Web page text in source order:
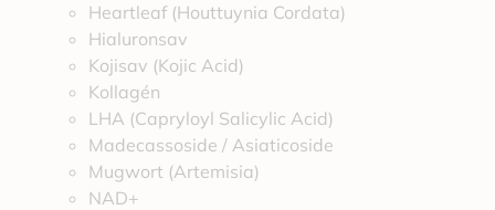
Heartleaf (Houttuynia Cordata)
Hialuronsav
Kojisav (Kojic Acid)
Kollagén
LHA (Capryloyl Salicylic Acid)
Madecassoside / Asiaticoside
Mugwort (Artemisia)
NAD+